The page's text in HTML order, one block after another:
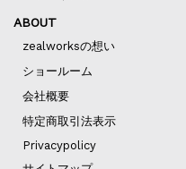
ABOUT
zealworksの想い
ショールーム
会社概要
特定商取引法表示
Privacypolicy